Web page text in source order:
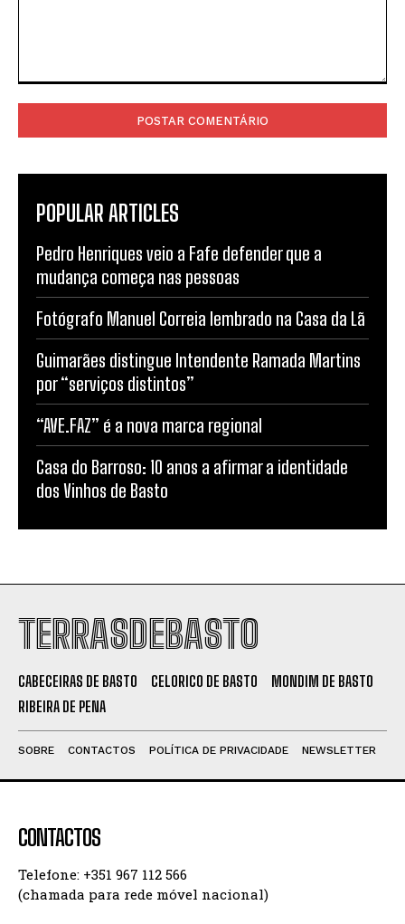
POPULAR ARTICLES
Pedro Henriques veio a Fafe defender que a
mudança começa nas pessoas
Fotógrafo Manuel Correia lembrado na Casa da Lã
Guimarães distingue Intendente Ramada Martins
por “serviços distintos”
“AVE.FAZ” é a nova marca regional
Casa do Barroso: 10 anos a afirmar a identidade
dos Vinhos de Basto
TERRASDEBASTO
CABECEIRAS DE BASTO CELORICO DE BASTO
MONDIM DE BASTO
RIBEIRA DE PENA
SOBRE CONTACTOS POLÍTICA DE PRIVACIDADE NEWSLETTER
CONTACTOS
Telefone: +351 967 112 566
(chamada para rede móvel nacional)